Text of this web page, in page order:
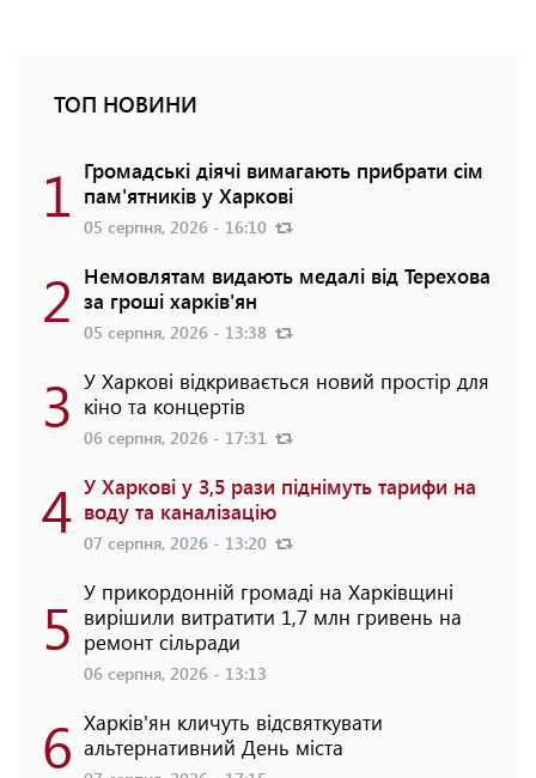
ТОП НОВИНИ
1 Громадські діячі вимагають прибрати сім
пам'ятників у Харкові
05 серпня, 2026 - 16:10
2 Немовлятам видають медалі від Терехова
за гроші харків'ян
05 серпня, 2026 - 13:38
3 У Харкові відкривається новий простір для
кіно та концертів
06 серпня, 2026 - 17:31
4 У Харкові у 3,5 рази піднімуть тарифи на
воду та каналізацію
07 серпня, 2026 - 13:20
5 У прикордонній громаді на Харківщині
вирішили витратити 1,7 млн гривень на
ремонт сільради
06 серпня, 2026 - 13:13
6 Харків'ян кличуть відсвяткувати
альтернативний День міста